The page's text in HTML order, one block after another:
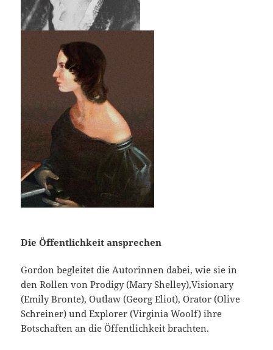
Die Öffentlichkeit ansprechen
Gordon begleitet die Autorinnen dabei, wie sie in
den Rollen von Prodigy (Mary Shelley),Visionary
(Emily Bronte), Outlaw (Georg Eliot), Orator (Olive
Schreiner) und Explorer (Virginia Woolf) ihre
Botschaften an die Öffentlichkeit brachten.